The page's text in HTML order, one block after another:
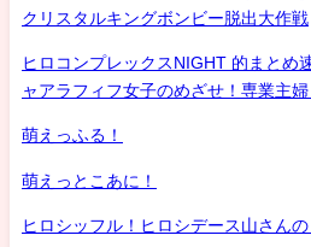
クリスタルキングボンビー脱出大作戦
ヒロコンプレックスNIGHT 的まとめ
ャアラフィフ女子のめざせ！専業主
萌えっふる！
萌えっとこあに！
ヒロシッフル！ヒロシデース山さん